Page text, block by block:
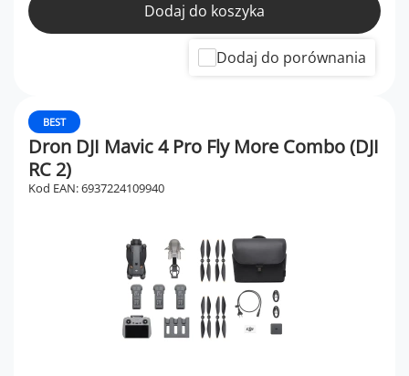
Dodaj do koszyka
Dodaj do porównania
BEST
Dron DJI Mavic 4 Pro Fly More Combo (DJI
RC 2)
Kod EAN: 6937224109940